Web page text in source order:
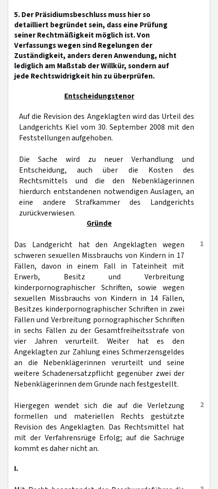
5. Der Präsidiumsbeschluss muss hier so
detailliert begründet sein, dass eine Prüfung
seiner Rechtmäßigkeit möglich ist. Von
Verfassungs wegen sind Regelungen der
Zuständigkeit, anders deren Anwendung, nicht
lediglich am Maßstab der Willkür, sondern auf
jede Rechtswidrigkeit hin zu überprüfen.
Entscheidungstenor
Auf die Revision des Angeklagten wird das Urteil des
Landgerichts Kiel vom 30. September 2008 mit den
Feststellungen aufgehoben.
Die Sache wird zu neuer Verhandlung und
Entscheidung, auch über die Kosten des
Rechtsmittels und die den Nebenklägerinnen
hierdurch entstandenen notwendigen Auslagen, an
eine andere Strafkammer des Landgerichts
zurückverwiesen.
Gründe
1
Das Landgericht hat den Angeklagten wegen
schweren sexuellen Missbrauchs von Kindern in 17
Fällen, davon in einem Fall in Tateinheit mit
Erwerb, Besitz und Verbreitung
kinderpornographischer Schriften, sowie wegen
sexuellen Missbrauchs von Kindern in 14 Fällen,
Besitzes kinderpornographischer Schriften in zwei
Fällen und Verbreitung pornographischer Schriften
in sechs Fällen zu der Gesamtfreiheitsstrafe von
vier Jahren verurteilt. Weiter hat es den
Angeklagten zur Zahlung eines Schmerzensgeldes
an die Nebenklägerinnen verurteilt und seine
weitere Schadenersatzpflicht gegenüber zwei der
Nebenklägerinnen dem Grunde nach festgestellt.
2
Hiergegen wendet sich die auf die Verletzung
formellen und materiellen Rechts gestützte
Revision des Angeklagten. Das Rechtsmittel hat
mit der Verfahrensrüge Erfolg; auf die Sachrüge
kommt es daher nicht an.
I.